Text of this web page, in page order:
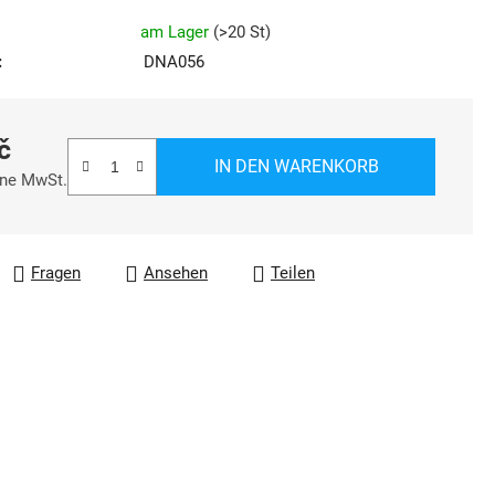
am Lager (>20 St)
DNA056
MwSt.
IN DEN WARENKORB
Fragen Ansehen Teilen